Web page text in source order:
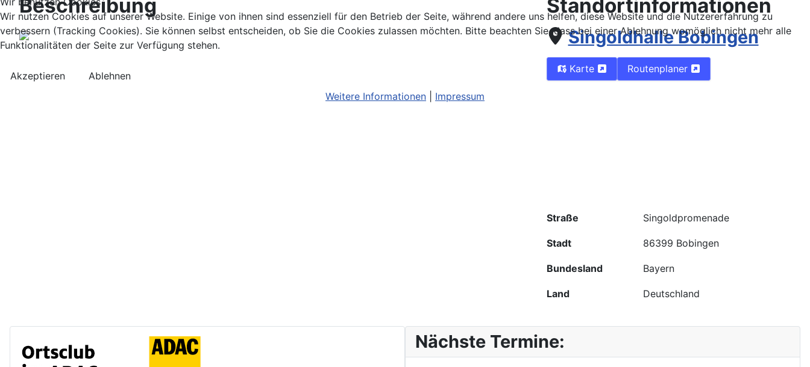
Beschreibung Standortinformationen
Singoldhalle Bobingen
Karte Routenplaner
Straße Singoldpromenade
Stadt 86399 Bobingen
Bundesland Bayern
Land Deutschland
Nächste Termine:
Wir nutzen Cookies auf unserer Website. Einige von ihnen sind essenziell für den Betrieb der Seite, während andere uns helfen, diese Website und die Nutzererfahrung zu
verbessern (Tracking Cookies). Sie können selbst entscheiden, ob Sie die Cookies zulassen möchten. Bitte beachten Sie, dass bei einer Ablehnung womöglich nicht mehr alle
Funktionalitäten der Seite zur Verfügung stehen.
Akzeptieren
Ablehnen
Weitere Informationen
Impressum